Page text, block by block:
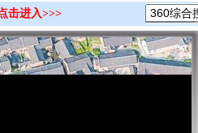
击进入>>>